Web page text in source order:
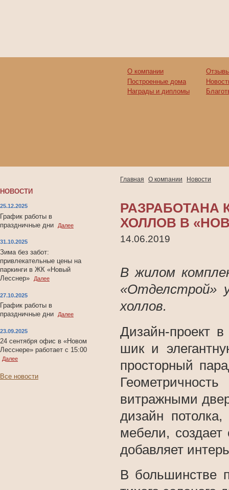
О компании
Построенные дома
Награды и дипломы
НОВОСТИ
25.12.2025
График работы в
праздничные дни
Далее
31.10.2025
Зима без забот:
привлекательные цены на
паркинги в ЖК «Новый
Лесснер»
Далее
27.10.2025
График работы в
праздничные дни
Далее
23.09.2025
24 сентября офис в «Новом
Лесснере» работает с 15:00
Далее
Все новости
Главная О компании Новости
ХОЛЛОВ В
14.06.2019
В жилом
«Отделстрой»
холлов.
Дизайн-проект
шик и
просторный
витражными
дизайн
мебели,
добавляет
В большинстве